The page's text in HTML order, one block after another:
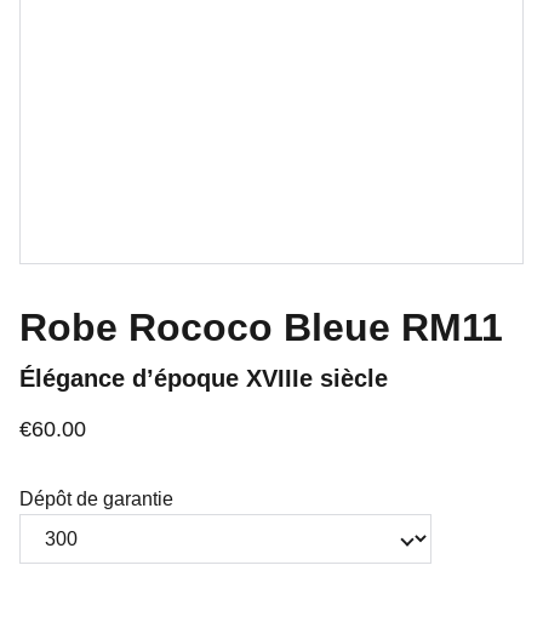
Robe Rococo Bleue RM11
Élégance d’époque XVIIIe siècle
€60.00
Dépôt de garantie